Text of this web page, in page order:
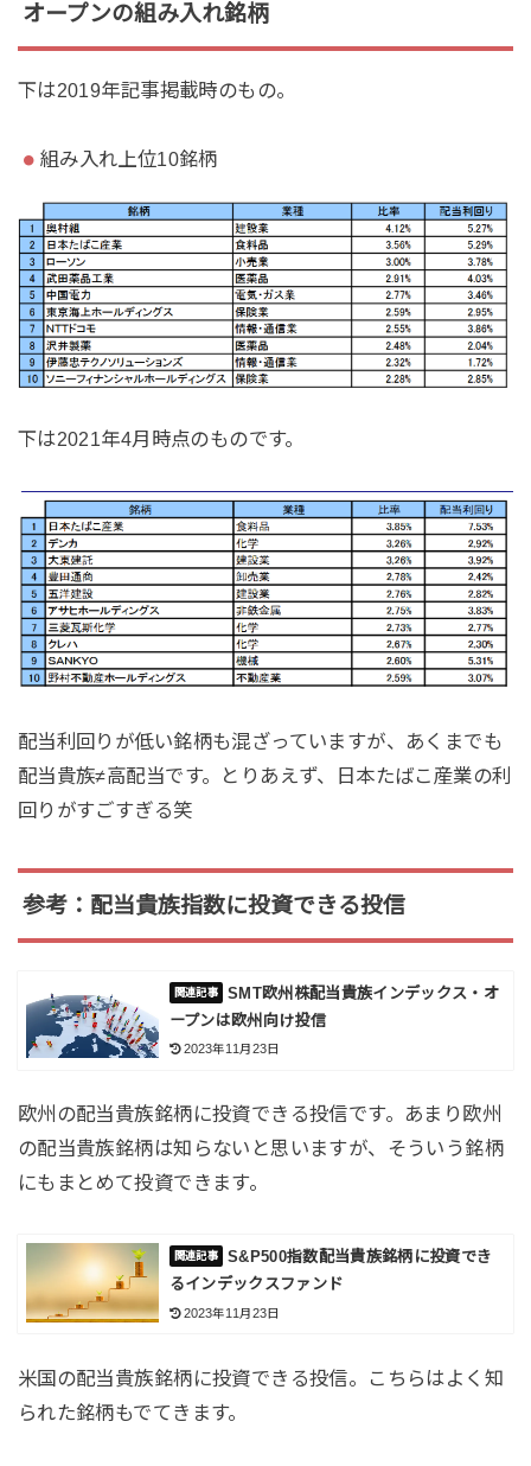
オープンの組み入れ銘柄
下は2019年記事掲載時のもの。
組み入れ上位10銘柄
下は2021年4月時点のものです。
配当利回りが低い銘柄も混ざっていますが、あくまでも
配当貴族≠高配当です。とりあえず、日本たばこ産業の利
回りがすごすぎる笑
参考：配当貴族指数に投資できる投信
SMT欧州株配当貴族インデックス・オ
ープンは欧州向け投信
2023年11月23日
欧州の配当貴族銘柄に投資できる投信です。あまり欧州
の配当貴族銘柄は知らないと思いますが、そういう銘柄
にもまとめて投資できます。
S&P500指数配当貴族銘柄に投資でき
るインデックスファンド
2023年11月23日
米国の配当貴族銘柄に投資できる投信。こちらはよく知
られた銘柄もでてきます。